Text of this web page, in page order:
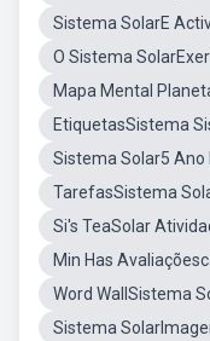
Sistema SolarE
O Sistema
Mapa Mental
EtiquetasSistema
Sistema Solar5 Ano
TarefasSistema
Si's TeaSolar
Min Has
Word WallSistema
Sistema